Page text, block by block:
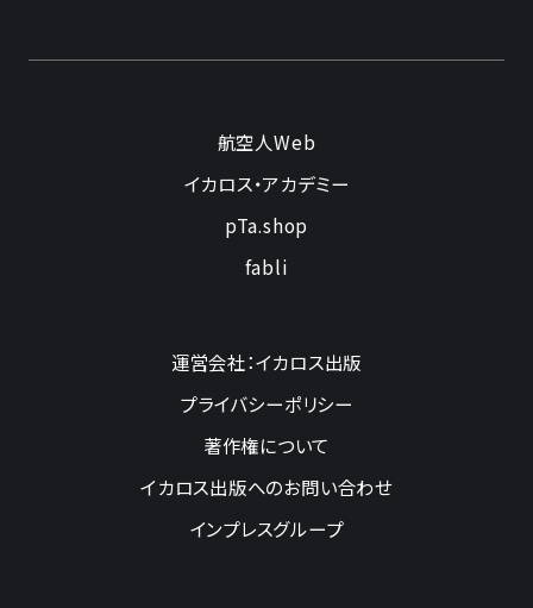
航空人Web
イカロス・アカデミー
pTa.shop
fabli
運営会社：イカロス出版
プライバシーポリシー
著作権について
イカロス出版へのお問い合わせ
インプレスグループ